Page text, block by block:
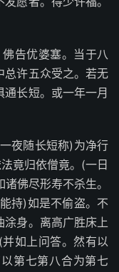
告优婆塞。当于八
总许五众受之。若无
长短。或一年一月
夜随长短称)为净行
竟归依僧竟。(一日
佛尽形寿不杀生。
持)如是不偷盗。不
涂身。离高广胜床上
如上问答。然有以
第七第八合为第七